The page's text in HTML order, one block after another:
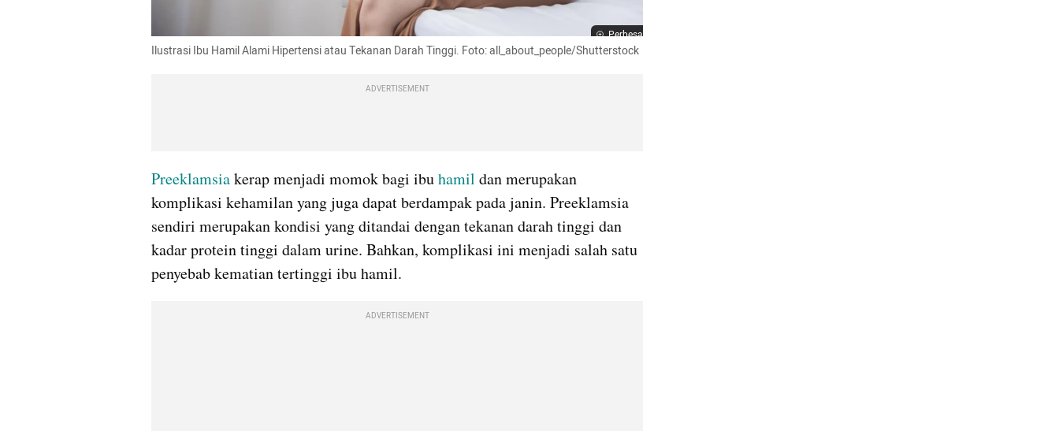
Perbesar
Ilustrasi Ibu Hamil Alami Hipertensi atau Tekanan Darah Tinggi. Foto: all_about_people/Shutterstock
ADVERTISEMENT
Preeklamsia kerap menjadi momok bagi ibu hamil dan merupakan
komplikasi kehamilan yang juga dapat berdampak pada janin. Preeklamsia
sendiri merupakan kondisi yang ditandai dengan tekanan darah tinggi dan
kadar protein tinggi dalam urine. Bahkan, komplikasi ini menjadi salah satu
penyebab kematian tertinggi ibu hamil.
ADVERTISEMENT